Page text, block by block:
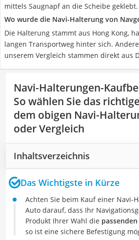
mittels Saugnapf an die Scheibe geklebt.
Wo wurde die Navi-Halterung von
Die Halterung stammt aus Hong Kong,
langen Transportweg hinter sich.
unserem Vergleich stammen direkt aus
Navi-Halterungen-
So wählen Sie das
dem obigen Navi-
oder Vergleich
Inhaltsverzeichnis
Das Wichtigste in Kürze
Achten Sie beim Kauf einer Navi-
Auto darauf, dass Ihr
Produkt Ihrer Wahl die
so ist eine sichere Befestigung